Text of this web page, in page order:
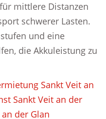
mittlere Distanzen
schwerer Lasten.
und eine
die Akkuleistung zu
Sankt Veit an
Sankt Veit an der
der Glan